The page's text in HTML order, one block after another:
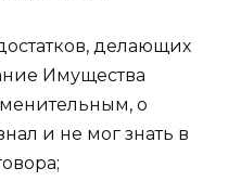
делающих
Имущества
о
и не мог знать в